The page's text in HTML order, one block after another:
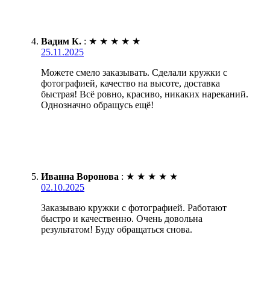
Вадим К. : ★ ★ ★ ★ ★
25.11.2025
Можете смело заказывать. Сделали кружки с
фотографией, качество на высоте, доставка
быстрая! Всё ровно, красиво, никаких нареканий.
Однозначно обращусь ещё!
Иванна Воронова : ★ ★ ★ ★ ★
02.10.2025
Заказываю кружки с фотографией. Работают
быстро и качественно. Очень довольна
результатом! Буду обращаться снова.